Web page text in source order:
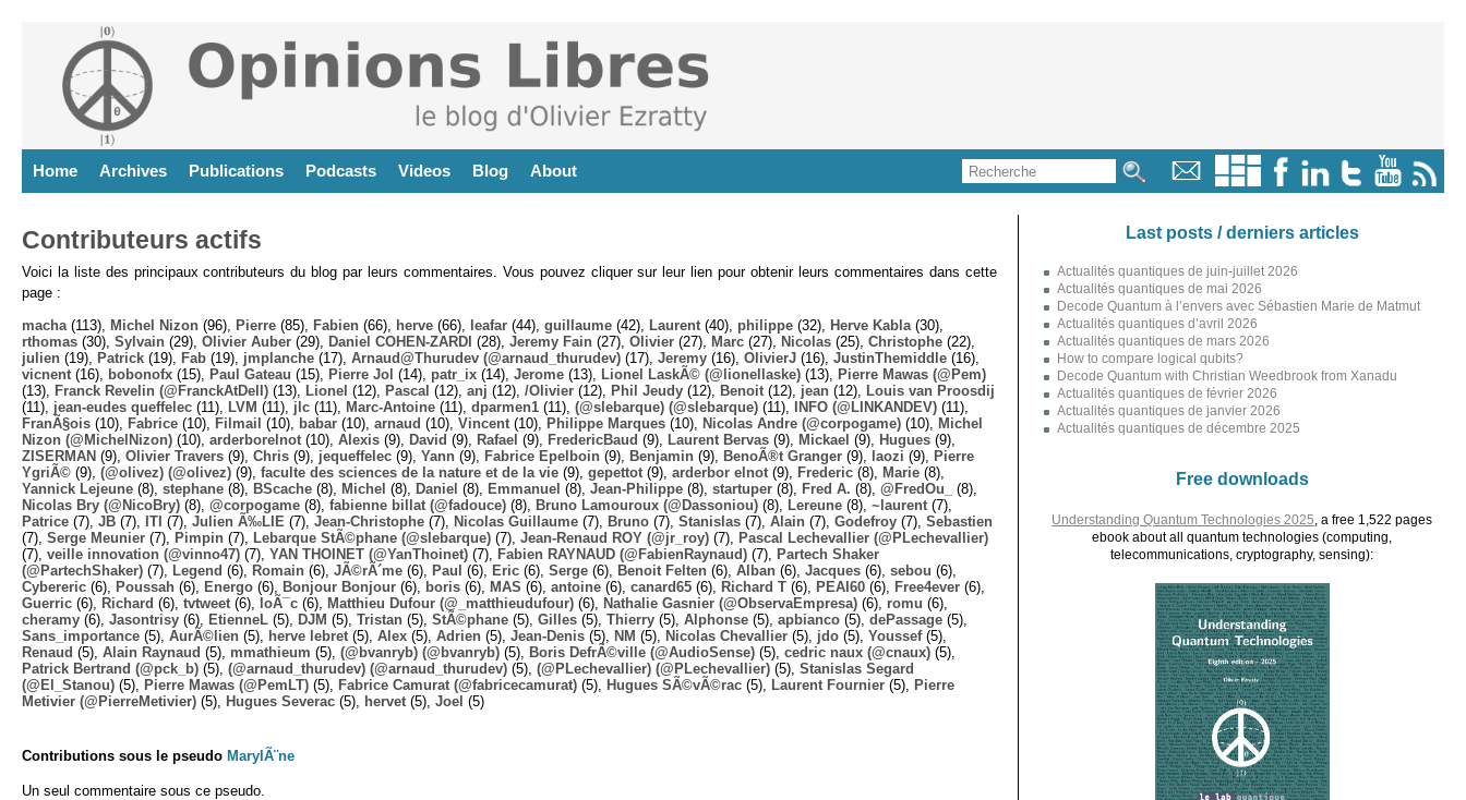
Home Archives Publications Podcasts Videos Blog About
Contributeurs actifs
Voici la liste des principaux contributeurs du blog par leurs commentaires. Vous pouvez cliquer sur leur lien pour obtenir leurs commentaires dans cette
page :
macha (113), Michel Nizon (96), Pierre (85), Fabien (66), herve (66), leafar (44), guillaume (42), Laurent (40), philippe (32), Herve Kabla (30),
rthomas (30), Sylvain (29), Olivier Auber (29), Daniel COHEN-ZARDI (28), Jeremy Fain (27), Olivier (27), Marc (27), Nicolas (25), Christophe (22),
julien (19), Patrick (19), Fab (19), jmplanche (17), Arnaud@Thurudev (@arnaud_thurudev) (17), Jeremy (16), OlivierJ (16), JustinThemiddle (16),
vicnent (16), bobonofx (15), Paul Gateau (15), Pierre Jol (14), patr_ix (14), Jerome (13), Lionel LaskÃ© (@lionellaske) (13),
Pierre Mawas (@Pem)
(13),
Franck Revelin (@FranckAtDell) (13), Lionel (12), Pascal (12), anj (12), /Olivier (12), Phil Jeudy (12), Benoit (12), jean (12),
Louis van Proosdij
(11), jean-eudes queffelec (11), LVM (11), jlc (11), Marc-Antoine (11), dparmen1 (11), (@slebarque) (@slebarque) (11), INFO (@LINKANDEV) (11),
FranÃ§ois (10), Fabrice (10), Filmail (10), babar (10), arnaud (10), Vincent (10), Philippe Marques (10), Nicolas Andre (@corpogame) (10),
Michel
Nizon (@MichelNizon) (10), arderborelnot (10), Alexis (9), David (9), Rafael (9), FredericBaud (9), Laurent Bervas (9), Mickael (9), Hugues (9),
ZISERMAN (9), Olivier Travers (9), Chris (9), jequeffelec (9), Yann (9), Fabrice Epelboin (9), Benjamin (9), BenoÃ®t Granger (9), laozi (9),
Pierre
YgriÃ© (9), (@olivez) (@olivez) (9), faculte des sciences de la nature et de la vie (9), gepettot (9), arderbor elnot (9), Frederic (8), Marie (8),
Yannick Lejeune (8), stephane (8), BScache (8), Michel (8), Daniel (8), Emmanuel (8), Jean-Philippe (8), startuper (8), Fred A. (8), @FredOu_
(8),
Nicolas Bry (@NicoBry) (8), @corpogame (8), fabienne billat (@fadouce) (8), Bruno Lamouroux (@Dassoniou) (8), Lereune (8), ~laurent (7),
Patrice (7), JB (7), ITI (7), Julien Ã‰LIE (7), Jean-Christophe (7), Nicolas Guillaume (7), Bruno (7), Stanislas (7), Alain (7), Godefroy (7), Sebastien
(7), Serge Meunier (7), Pimpin (7), Lebarque StÃ©phane (@slebarque) (7), Jean-Renaud ROY (@jr_roy) (7),
Pascal Lechevallier (@PLechevallier)
(7), veille innovation (@vinno47) (7), YAN THOINET (@YanThoinet) (7), Fabien RAYNAUD (@FabienRaynaud) (7),
Partech Shaker
(@PartechShaker) (7), Legend (6), Romain (6), JÃ©rÃ´me (6), Paul (6), Eric (6), Serge (6), Benoit Felten (6), Alban (6), Jacques (6), sebou (6),
Cybereric (6), Poussah (6), Energo (6), Bonjour Bonjour (6), boris (6), MAS (6), antoine (6), canard65 (6), Richard T (6), PEAI60 (6), Free4ever (6),
Guerric (6), Richard (6), tvtweet (6), loÃ¯c (6), Matthieu Dufour (@_matthieudufour) (6), Nathalie Gasnier (@ObservaEmpresa) (6), romu (6),
cheramy (6), Jasontrisy (6), EtienneL (5), DJM (5), Tristan (5), StÃ©phane (5), Gilles (5), Thierry (5), Alphonse (5), apbianco (5), dePassage (5),
Sans_importance (5), AurÃ©lien (5), herve lebret (5), Alex (5), Adrien (5), Jean-Denis (5), NM (5), Nicolas Chevallier (5), jdo (5), Youssef(5),
Renaud (5), Alain Raynaud (5), mmathieum (5), (@bvanryb) (@bvanryb) (5), Boris DefrÃ©ville (@AudioSense) (5), cedric naux (@cnaux) (5),
Patrick Bertrand (@pck_b) (5), (@arnaud_thurudev) (@arnaud_thurudev) (5), (@PLechevallier) (@PLechevallier) (5), Stanislas Segard
(@El_Stanou) (5), Pierre Mawas (@PemLT) (5), Fabrice Camurat (@fabricecamurat) (5), Hugues SÃ©vÃ©rac (5), Laurent Fournier (5),
Pierre
Metivier (@PierreMetivier) (5), Hugues Severac (5), hervet (5), Joel (5)
Contributions sous le pseudo MarylÃ¨ne
Un seul commentaire sous ce pseudo.
Last posts / derniers articles
Actualités quantiques de juin-juillet 2026
Actualités quantiques de mai 2026
Decode Quantum à l’envers avec Sébastien Marie de Matmut
Actualités quantiques d’avril 2026
Actualités quantiques de mars 2026
How to compare logical qubits?
Decode Quantum with Christian Weedbrook from Xanadu
Actualités quantiques de février 2026
Actualités quantiques de janvier 2026
Actualités quantiques de décembre 2025
Free downloads
Understanding Quantum Technologies 2025 , a free 1,522 pages
ebook about all quantum technologies (computing,
telecommunications, cryptography, sensing):